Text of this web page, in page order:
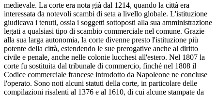
medievale. La corte era nota già dal 1214, quando la città era
interessata da notevoli scambi di seta a livello globale. L'istituzione
giudicava i tenuti, ossia i soggetti sottoposti alla sua amministrazione
legati a qualsiasi tipo di scambio commerciale nel comune. Grazie
alla sua larga autonomia, la corte divenne presto l'istituzione più
potente della città, estendendo le sue prerogative anche al diritto
civile e penale, anche nelle colonie lucchesi all'estero. Nel 1807 la
corte fu sostituita dal tribunale di commercio, finché nel 1808 il
Codice commerciale francese introdotto da Napoleone ne concluse
l'operato. Sono noti alcuni statuti della corte, in particolare delle
compilazioni risalenti al 1376 e al 1610, di cui alcune stampate da